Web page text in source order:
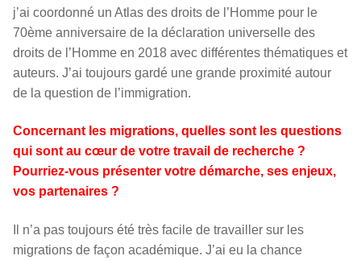
j’ai coordonné un Atlas des droits de l’Homme pour le
70ème anniversaire de la déclaration universelle des
droits de l’Homme en 2018 avec différentes thématiques et
auteurs. J’ai toujours gardé une grande proximité autour
de la question de l’immigration.
Concernant les migrations, quelles sont les questions
qui sont au cœur de votre travail de recherche ?
Pourriez-vous présenter votre démarche, ses enjeux,
vos partenaires ?
Il n’a pas toujours été très facile de travailler sur les
migrations de façon académique. J’ai eu la chance